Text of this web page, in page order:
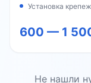
Установка
600 — 1
Не нашли